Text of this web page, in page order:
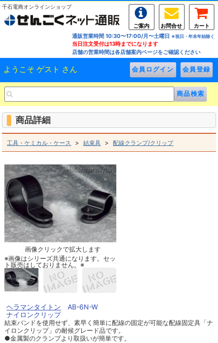
千石電商オンラインショップ
ご案内 お問合せ
カート
通販営業時間 10:30〜17:00/月〜土曜日 ※祝日・年末年始除く
当日注文受付は13時までになります
店舗の営業時間は各店舗案内ページをご確認ください
ようこそ ゲスト さん
商品詳細
工具・ケミカル・ケース >結束具 >配線クランプ/クリップ
画像クリックで拡大します
※画像はシリーズ共通になります。セッ
ト販売はしておりません。※
ヘラマンタイトン AB-6N-W
ナイロンクリップ
結束バンドを使用せず、素早く簡単に配線の固定が可能な配線固定具「ナ
イロンクリップ」の耐候グレード品です。
●金属製のクランプより取扱いが簡単です。